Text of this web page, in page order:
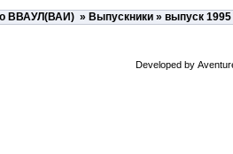
ВВАУЛ(ВАИ)» Выпускники» выпуск 1995
Developed by